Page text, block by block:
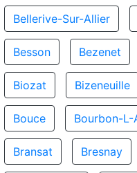
Bellerive-Sur-Allier
Besson Bezenet
Biozat Bizeneuille
Bouce Bourbon-L-
Bransat Bresnay